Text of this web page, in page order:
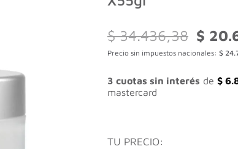
$34.436,38 El
precio
$
$
Precio sin impuestos nacionales: $
3 cuotas sin interés de $
mastercard
TU PRECIO: